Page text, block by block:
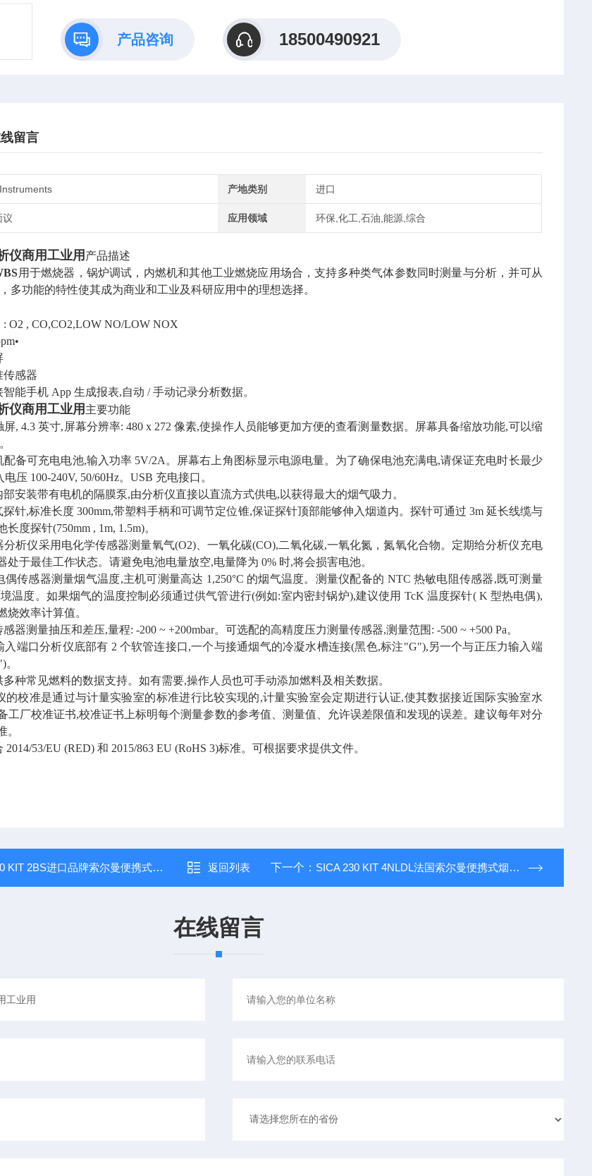
产品咨询 18500490921
留言
产地类别 进口
议 应用领域 环保,化工,石油,能源,综合
仪商用工业用 产品描述
用于燃烧器，锅炉调试，内燃机和其他工业燃烧应用场合，支持多种类气体参数同时测量与分析，并可从
多功能的特性使其成为商业和工业及科研应用中的理想选择。
O2 , CO,CO2,LOW NO/LOW NOX
传感器
能手机 App 生成报表,自动 / 手动记录分析数据。
仪商用工业用 主要功能
屏, 4.3 英寸,屏幕分辨率: 480 x 272 像素,使操作人员能够更加方便的查看测量数据。屏幕具备缩放功能,可以缩
配备可充电电池,输入功率 5V/2A。屏幕右上角图标显示电源电量。为了确保电池充满电,请保证充电时长最少
压 100-240V, 50/60Hz。USB 充电接口。
部安装带有电机的隔膜泵,由分析仪直接以直流方式供电,以获得最大的烟气吸力。
探针,标准长度 300mm,带塑料手柄和可调节定位锥,保证探针顶部能够伸入烟道内。探针可通过 3m 延长线缆与
度探针(750mm , 1m, 1.5m)。
分析仪采用电化学传感器测量氧气(O2)、一氧化碳(CO),二氧化碳,一氧化氮，氮氧化合物。定期给分析仪充电
处于最佳工作状态。请避免电池电量放空,电量降为 0% 时,将会损害电池。
偶传感器测量烟气温度,主机可测量高达 1,250°C 的烟气温度。测量仪配备的 NTC 热敏电阻传感器,既可测量
温度。如果烟气的温度控制必须通过供气管进行(例如:室内密封锅炉),建议使用 TcK 温度探针( K 型热电偶),
烧效率计算值。
器测量抽压和差压,量程: -200 ~ +200mbar。可选配的高精度压力测量传感器,测量范围: -500 ~ +500 Pa。
入端口分析仪底部有 2 个软管连接口,一个与接通烟气的冷凝水槽连接(黑色,标注"G"),另一个与正压力输入端
多种常见燃料的数据支持。如有需要,操作人员也可手动添加燃料及相关数据。
的校准是通过与计量实验室的标准进行比较实现的,计量实验室会定期进行认证,使其数据接近国际实验室水
工厂校准证书,校准证书上标明每个测量参数的参考值、测量值、允许误差限值和发现的误差。建议每年对分
。
53/EU (RED) 和 2015/863 EU (RoHS 3)标准。可根据要求提供文件。
2BS进口品牌索尔曼便携式烟气分析仪 返回列表 下一个： SICA 230 KIT 4NLDL法国索尔曼便携式烟气分析仪SICA230
在线留言